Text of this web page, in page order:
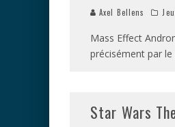
Axel Bellens
Mass Effect
précisément par le
Star Wars